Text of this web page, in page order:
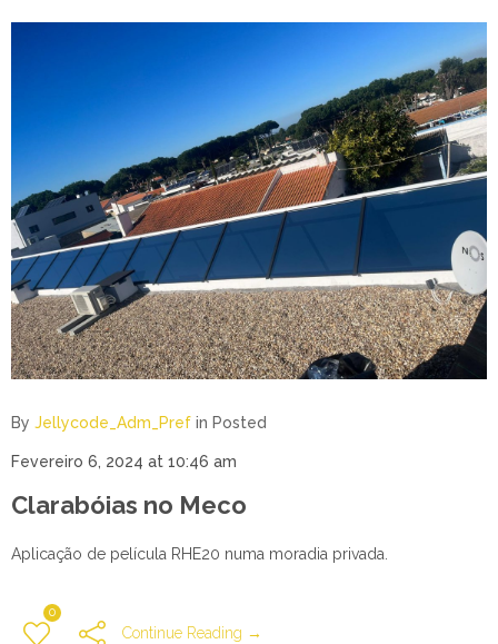
By Jellycode_Adm_Pref in Posted
Fevereiro 6, 2024 at 10:46 am
Clarabóias no Meco
Aplicação de película RHE20 numa moradia privada.
0
Continue Reading →